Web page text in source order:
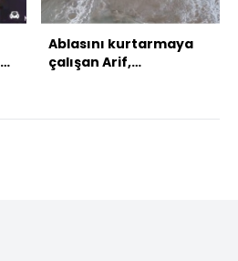
Ablasını kurtarmaya
çalışan Arif,